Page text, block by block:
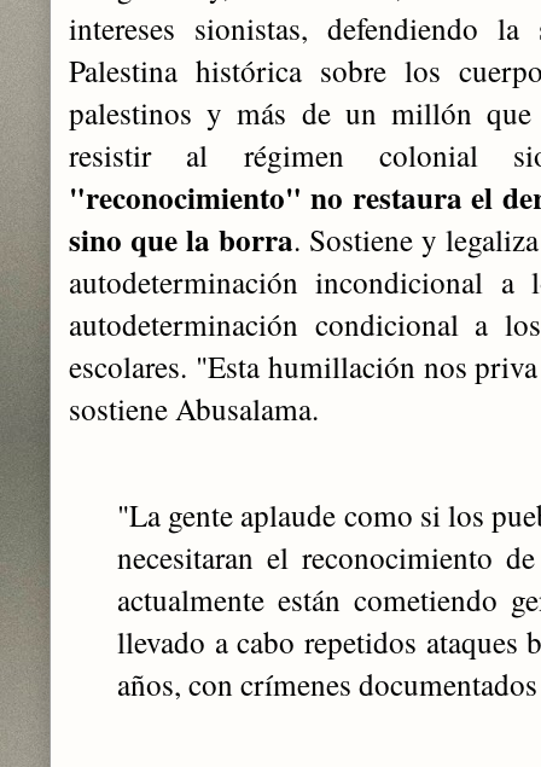
intereses sionistas, defendiendo
Palestina histórica sobre los
palestinos y más de un millón que
resistir al régimen colonial
"reconocimiento" no restaura el
sino que la borra. Sostiene y
autodeterminación incondicional a
autodeterminación condicional a
escolares. "Esta humillación nos
sostiene Abusalama.
"La gente aplaude como si los
necesitaran el reconocimiento
actualmente están cometiendo
llevado a cabo repetidos ataques
años, con crímenes